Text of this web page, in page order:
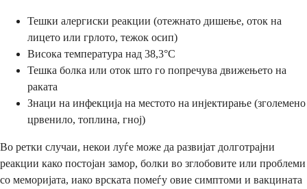
Тешки алергиски реакции (отежнато дишење, оток на
лицето или грлото, тежок осип)
Висока температура над 38,3°C
Тешка болка или оток што го попречува движењето на
раката
Знаци на инфекција на местото на инјектирање (зголемено
црвенило, топлина, гној)
Во ретки случаи, некои луѓе може да развијат долготрајни
реакции како постојан замор, болки во зглобовите или проблеми
со меморијата, иако врската помеѓу овие симптоми и вакцината